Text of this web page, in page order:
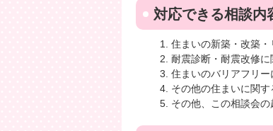
対応できる相談内
住まいの新築・改築
耐震診断・耐震改修
住まいのバリアフリー
その他の住まいに関
その他、この相談会